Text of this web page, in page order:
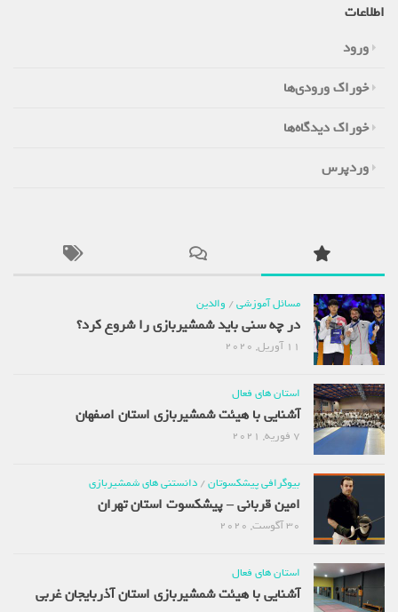
اطلاعات
ورود
خوراک ورودی‌ها
خوراک دیدگاه‌ها
وردپرس
مسائل آموزشی/والدین
در چه سنی باید شمشیربازی را شروع کرد؟
استان های فعال
آشنایی با هیئت شمشیربازی استان اصفهان
بیوگرافی پیشکسوتان/دانستنی های شمشیربازی
امین قربانی – پیشکسوت استان تهران
استان های فعال
آشنایی با هیئت شمشیربازی استان آذربایجان غربی